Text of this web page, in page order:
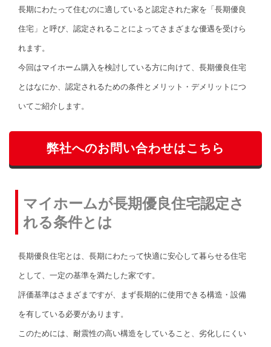
長期にわたって住むのに適していると認定された家を「長期優良
住宅」と呼び、認定されることによってさまざまな優遇を受けら
れます。
今回はマイホーム購入を検討している方に向けて、長期優良住宅
とはなにか、認定されるための条件とメリット・デメリットにつ
いてご紹介します。
弊社へのお問い合わせはこちら
マイホームが長期優良住宅認定さ
れる条件とは
長期優良住宅とは、長期にわたって快適に安心して暮らせる住宅
として、一定の基準を満たした家です。
評価基準はさまざまですが、まず長期的に使用できる構造・設備
を有している必要があります。
このためには、耐震性の高い構造をしていること、劣化しにくい